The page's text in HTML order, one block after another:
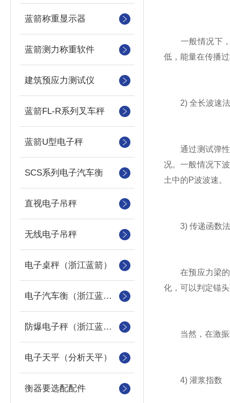
蓝箭称重显示器
蓝箭测力称重软件
建筑预应力测试仪
蓝箭FL-R系列叉车秤
蓝箭U型电子秤
SCS系列电子汽车衡
直视电子吊秤
无线电子吊秤
电子桌秤（浙江蓝箭）
电子汽车衡（浙江蓝箭汽车衡）
防爆电子秤（浙江蓝箭防爆秤）
电子天平（分析天平）
衡器要选配配件
一般情况下，
低，能量在传播
2) 全长波速法
通过测试弹性
况。一般情况下
土中的P波波速。
3) 传递函数法
在预应力梁的
化，可以判定锚
当然，在激振
4) 灌浆指数